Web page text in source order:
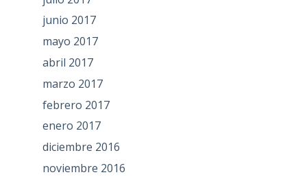
junio 2017
mayo 2017
abril 2017
marzo 2017
febrero 2017
enero 2017
diciembre 2016
noviembre 2016